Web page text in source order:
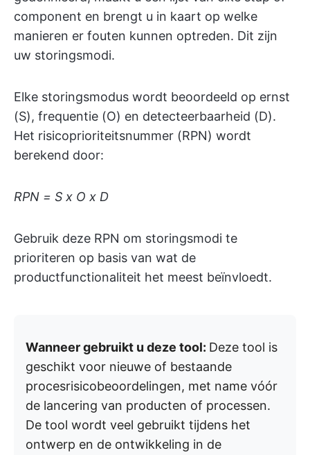
component en brengt u in kaart op welke
manieren er fouten kunnen optreden. Dit zijn
uw storingsmodi.
Elke storingsmodus wordt beoordeeld op ernst
(S), frequentie (O) en detecteerbaarheid (D).
Het risicoprioriteitsnummer (RPN) wordt
berekend door:
RPN = S x O x D
Gebruik deze RPN om storingsmodi te
prioriteren op basis van wat de
productfunctionaliteit het meest beïnvloedt.
Wanneer gebruikt u deze tool: Deze tool is
geschikt voor nieuwe of bestaande
procesrisicobeoordelingen, met name vóór
de lancering van producten of processen.
De tool wordt veel gebruikt tijdens het
ontwerp en de ontwikkeling in de